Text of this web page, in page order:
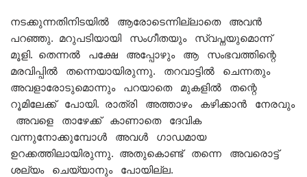
നടക്കുന്നതിനിടയിൽ ആരോടെന്നില്ലാതെ അവൻ
പറഞ്ഞു. മറുപടിയായി സംഗീതയും സ്വപ്നയുമൊന്ന്
മൂളി. തെന്നൽ പക്ഷേ അപ്പോഴും ആ സംഭവത്തിന്റെ
മരവിപ്പിൽ തന്നെയായിരുന്നു. തറവാട്ടിൽ ചെന്നതും
അവളാരോടുമൊന്നും പറയാതെ മുകളിൽ തന്റെ
റൂമിലേക്ക് പോയി. രാത്രി അത്താഴം കഴിക്കാൻ നേരവും
അവളെ താഴേക്ക് കാണാതെ ദേവിക
വന്നുനോക്കുമ്പോൾ അവൾ ഗാഡമായ
ഉറക്കത്തിലായിരുന്നു. അതുകൊണ്ട് തന്നെ അവരൊട്ട്
ശല്യം ചെയ്യാനും പോയില്ല.